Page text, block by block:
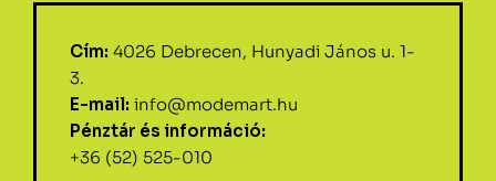
Cím: 4026 Debrecen, Hunyadi János u. 1-
3.
E-mail: info@modemart.hu
Pénztár és információ:
+36 (52) 525-010